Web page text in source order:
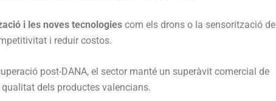
i les noves tecnologies com els drons o la sensorització de
i reduir costos.
post-DANA, el sector manté un superàvit comercial de
qualitat dels productes valencians.